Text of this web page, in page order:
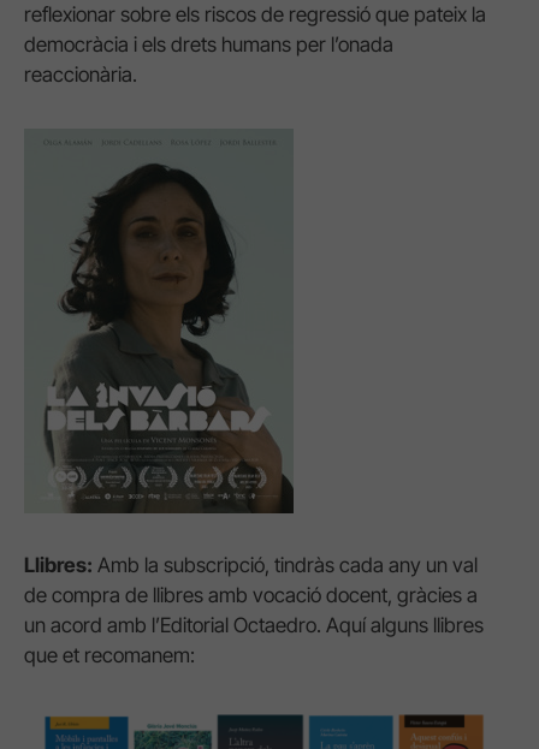
reflexionar sobre els riscos de regressió que pateix la
democràcia i els drets humans per l’onada
reaccionària.
Llibres: Amb la subscripció, tindràs cada any un val
de compra de llibres amb vocació docent, gràcies a
un acord amb l’Editorial Octaedro. Aquí alguns llibres
que et recomanem: